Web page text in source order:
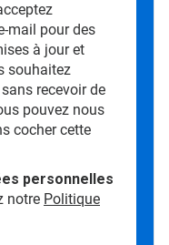
mail pour des
à jour et
souhaitez
recevoir de
pouvez nous
cocher cette
personnelles
notre Politique